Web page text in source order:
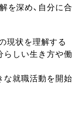
を深め、自分に合
現状を理解する
らしい生き方や働
な就職活動を開始